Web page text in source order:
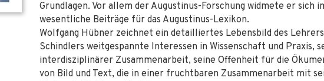
Grundlagen. Vor allem der Augustinus-Forschung widmete er sich
wesentliche Beiträge für das Augustinus-Lexikon.
Wolfgang Hübner zeichnet ein detailliertes Lebensbild des
Schindlers weitgespannte Interessen in Wissenschaft und Praxis,
interdisziplinärer Zusammenarbeit, seine Offenheit für die
von Bild und Text, die in einer fruchtbaren Zusammenarbeit mit